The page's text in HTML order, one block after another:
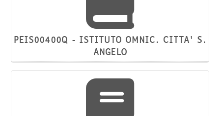
PEIS00400Q - ISTITUTO OMNIC. CITTA' S.
ANGELO